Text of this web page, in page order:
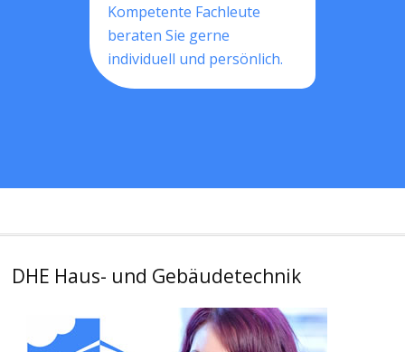
Kompetente Fachleute
beraten Sie gerne
individuell und persönlich.
DHE Haus- und Gebäudetechnik